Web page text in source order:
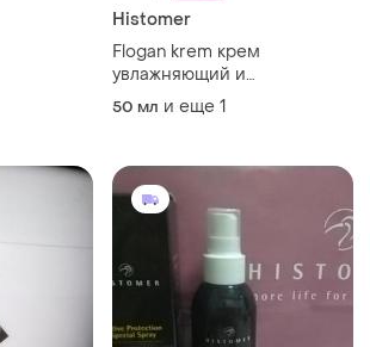
Histomer
Flogan krem крем
увлажняющий и
успокаивающий для
гиперреактивной кожи,
50 мл и еще 1